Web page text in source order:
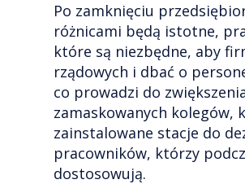
Po zamknięciu
różnicami będą istotne,
które są niezbędne, aby
rządowych i dbać o
co prowadzi do
zamaskowanych kolegów,
zainstalowane stacje do
pracowników, którzy
dostosowują.